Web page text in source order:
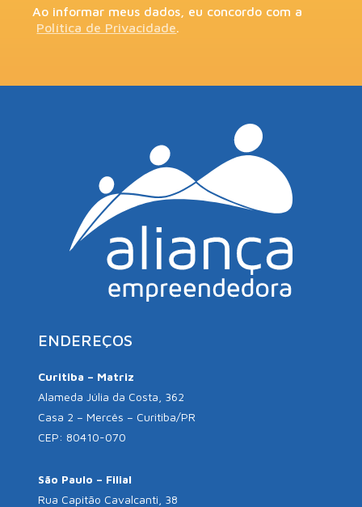
Ao informar meus dados, eu concordo com a
Política de Privacidade.
ENDEREÇOS
Curitiba – Matriz
Alameda Júlia da Costa, 362
Casa 2 – Mercês – Curitiba/PR
CEP: 80410-070
São Paulo – Filial
Rua Capitão Cavalcanti, 38